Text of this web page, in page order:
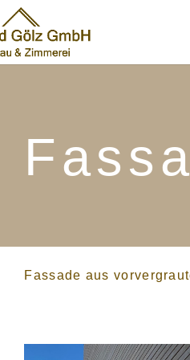
Fassade aus